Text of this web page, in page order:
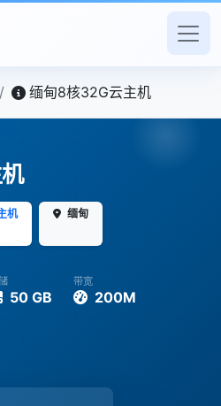
/ 缅甸8核32G云主机
机 缅甸
50 GB
带宽
200M